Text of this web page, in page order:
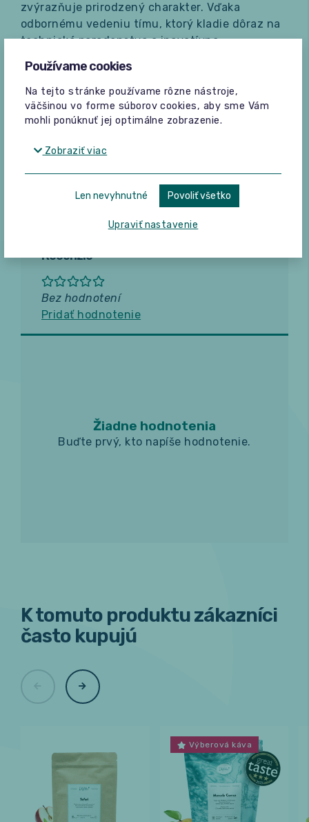
zvýrazňuje prirodzený charakter. Vďaka
odbornému vedeniu tímu, ktorý kladie dôraz na
technické poradenstvo a inovatívne
Peñas Blancas komplexný a svieži ovocno-
kvetinový profil.
Výberom tejto kávy podporujete komunitný
regióne získať prístup k férovým podmienkam a
Recenzie
Bez hodnotení
Pridať hodnotenie
Žiadne hodnotenia
Buďte prvý, kto napíše hodnotenie.
K tomuto produktu zákazníci
často kupujú
Výberová káva
Používame cookies
Na tejto stránke používame rôzne nástroje,
väčšinou vo forme súborov cookies, aby sme Vám
mohli ponúknuť jej optimálne zobrazenie.
Zobraziť viac
Len nevyhnutné Povoliť všetko
Upraviť nastavenie